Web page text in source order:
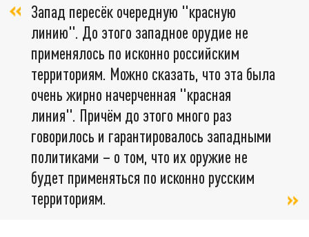
Запад пересёк очередную "красную
линию". До этого западное орудие не
применялось по исконно российским
территориям. Можно сказать, что эта была
очень жирно начерченная "красная
линия". Причём до этого много раз
говорилось и гарантировалось западными
политиками – о том, что их оружие не
будет применяться по исконно русским
территориям.